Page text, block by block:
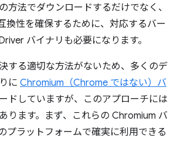
方法でダウンロードするだけでなく、
換性を確保するために、対応するバー
バイナリも必要になります。
する適切な方法がないため、多くのデ
に Chromium（Chrome ではない）バ
ドしていますが、このアプローチには
ります。まず、これらの Chromium バ
プラットフォームで確実に利用できる